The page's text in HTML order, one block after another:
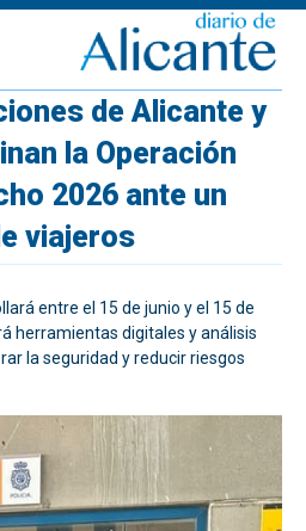
de Alicante y
la Operación
2026 ante un
viajeros
entre el 15 de junio y el 15 de
herramientas digitales y análisis
la seguridad y reducir riesgos